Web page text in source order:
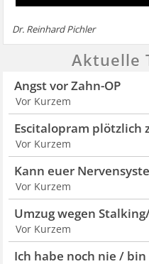
Dr. Reinhard Pichler
Aktuelle
Angst vor Zahn-OP
Vor Kurzem
Escitalopram plötzlich
Vor Kurzem
Kann euer
Vor Kurzem
Umzug wegen
Vor Kurzem
Ich habe noch nie /